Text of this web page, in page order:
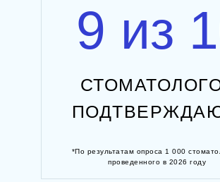
*По результатам опроса 1 000
проведенного в 2026 году
9 из